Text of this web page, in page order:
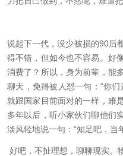
说起下一代，没少被损的90后
得不错，但如今也不容易。好
消费了？所以，身为前辈，能
聊天，免得被人怼一句：“你
就跟国家目前面对的一样，难
多年以后，听小家伙们聊他们
淡风轻地说一句：“知足吧，当
好吧，不扯理想，聊聊现实。